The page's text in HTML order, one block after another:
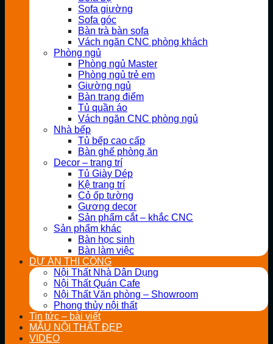
Sofa giường
Sofa góc
Bàn trà bàn sofa
Vách ngăn CNC phòng khách
Phòng ngủ
Phòng ngủ Master
Phòng ngủ trẻ em
Giường ngủ
Bàn trang điểm
Tủ quần áo
Vách ngăn CNC phòng ngủ
Nhà bếp
Tủ bếp cao cấp
Bàn ghế phòng ăn
Decor – trang trí
Tủ Giày Dép
Kệ trang trí
Cỏ ốp tường
Gương decor
Sản phẩm cắt – khắc CNC
Sản phẩm khác
Bàn học sinh
Bàn làm việc
DỰ ÁN THI CÔNG
Nội Thất Nhà Dân Dụng
Nội Thất Quán Cafe
Nội Thất Văn phòng – Showroom
Phong thủy nội thất
Tin tức – bài viết
MẪU NỘI THẤT ĐẸP
VIDEO